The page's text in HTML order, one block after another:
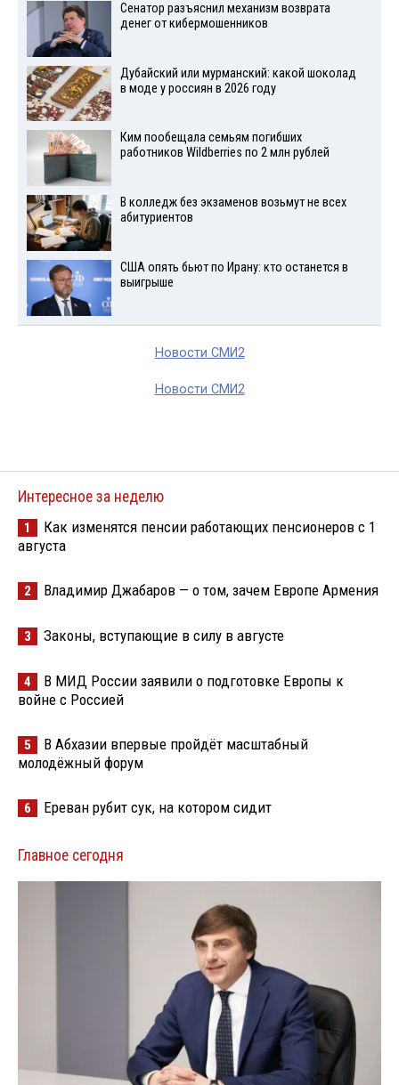
Сенатор разъяснил механизм возврата
денег от кибермошенников
Дубайский или мурманский: какой шоколад
в моде у россиян в 2026 году
Ким пообещала семьям погибших
работников Wildberries по 2 млн рублей
В колледж без экзаменов возьмут не всех
абитуриентов
США опять бьют по Ирану: кто останется в
выигрыше
Новости СМИ2
Новости СМИ2
Интересное за неделю
1
Как изменятся пенсии работающих пенсионеров с 1
августа
2 Владимир Джабаров — о том, зачем Европе Армения
3 Законы, вступающие в силу в августе
4
В МИД России заявили о подготовке Европы к
войне с Россией
5
В Абхазии впервые пройдёт масштабный
молодёжный форум
6 Ереван рубит сук, на котором сидит
Главное сегодня